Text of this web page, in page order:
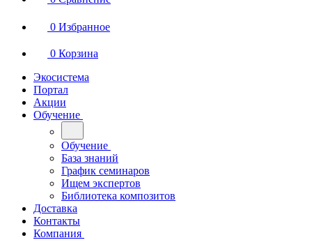
0 Избранное
0 Корзина
Экосистема
Портал
Акции
Обучение
Обучение
База знаний
График семинаров
Ищем экспертов
Библиотека композитов
Доставка
Контакты
Компания